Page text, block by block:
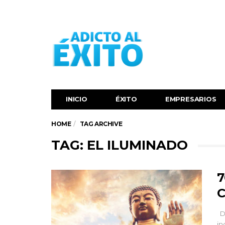
INICIO ÉXITO‬ EMPRESARIOS
HOME TAG ARCHIVE
TAG: EL ILUMINADO